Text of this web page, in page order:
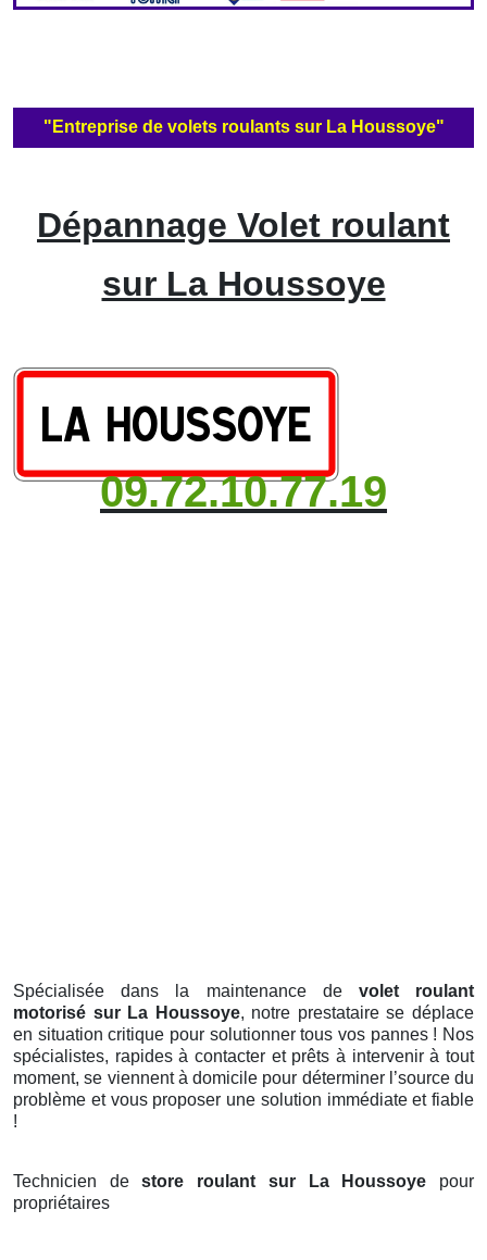
"Entreprise de volets roulants sur La Houssoye"
Dépannage Volet roulant
sur La Houssoye
09.72.10.77.19
Spécialisée dans la maintenance de volet roulant
motorisé sur La Houssoye, notre prestataire se déplace
en situation critique pour solutionner tous vos pannes ! Nos
spécialistes, rapides à contacter et prêts à intervenir à tout
moment, se viennent à domicile pour déterminer l’source du
problème et vous proposer une solution immédiate et fiable
!
Technicien destore roulant sur La Houssoye pour
propriétaires